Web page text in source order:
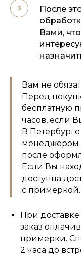
После
Вами,
Вам не
Перед
бесплатную
часов, если
В
менеджером
после
Если Вы
доступна
с примеркой.
При
заказ
примерки.
2 часа до